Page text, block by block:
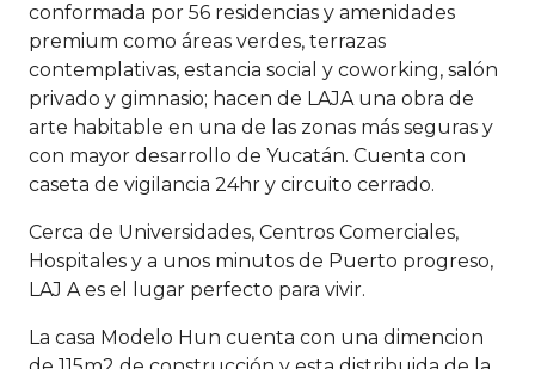
conformada por 56 residencias y amenidades
premium como áreas verdes, terrazas
contemplativas, estancia social y coworking, salón
privado y gimnasio; hacen de LAJA una obra de
arte habitable en una de las zonas más seguras y
con mayor desarrollo de Yucatán. Cuenta con
caseta de vigilancia 24hr y circuito cerrado.
Cerca de Universidades, Centros Comerciales,
Hospitales y a unos minutos de Puerto progreso,
LAJ A es el lugar perfecto para vivir.
La casa Modelo Hun cuenta con una dimencion